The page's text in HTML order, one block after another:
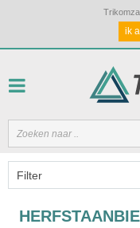
ik
Filter